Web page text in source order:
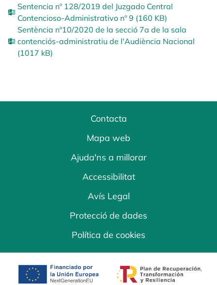
Sentencia nº 128/2019 del Juzgado Central
Contencioso-Administrativo nº 9 (160 KB)
Sentència nº10/2020 de la secció 7a de la sala
contenciós-administratiu de l'Audiència Nacional
(1017 kB)
Contacta
Mapa web
Ajuda'ns a millorar
Accessibilitat
Avís Legal
Protecció de dades
Política de cookies
opens in a new tab opens in a new